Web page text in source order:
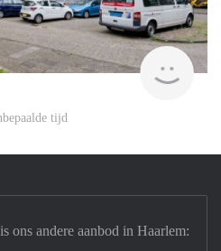
tijd
ons andere aanbod in Haarlem: